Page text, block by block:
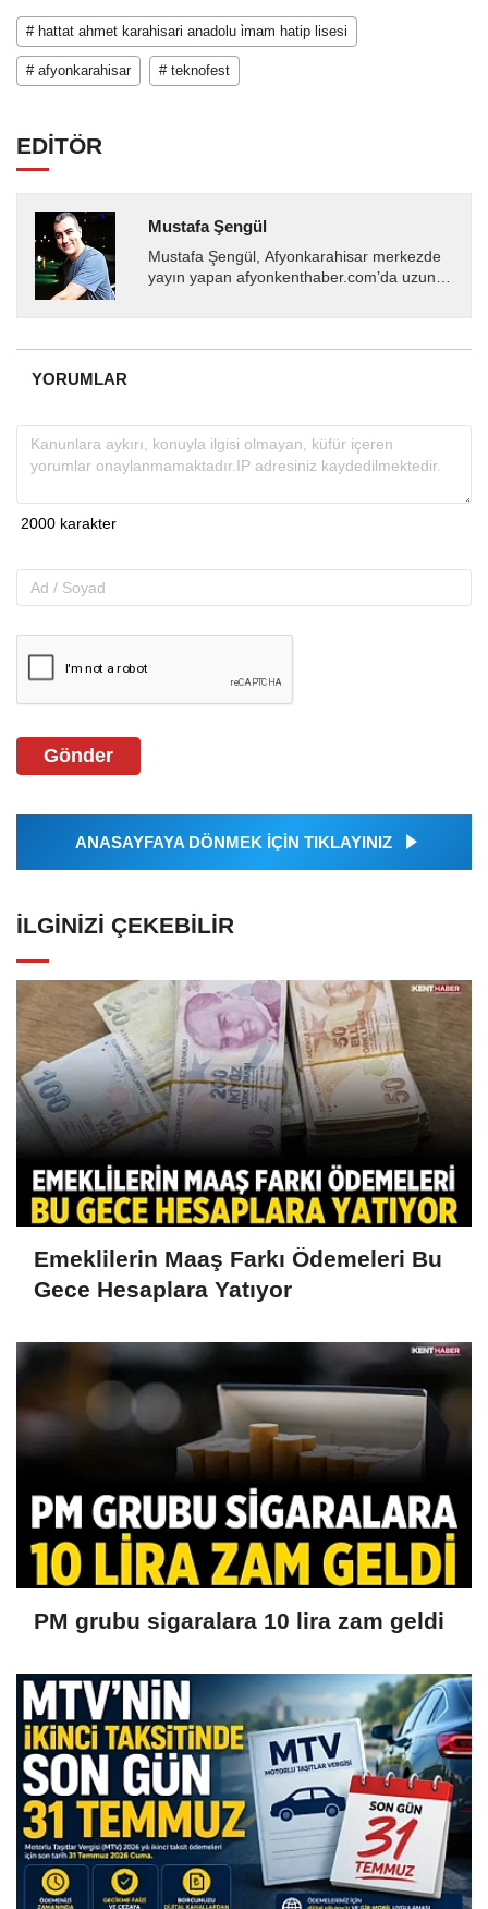
# hattat ahmet karahisari anadolu i̇mam hatip lisesi
# afyonkarahisar # teknofest
EDİTÖR
Mustafa Şengül
Mustafa Şengül, Afyonkarahisar merkezde
yayın yapan afyonkenthaber.com’da uzun
almakta, haber akışı...
YORUMLAR
Gönder
ANASAYFAYA DÖNMEK İÇİN TIKLAYINIZ
İLGINIZI ÇEKEBILIR
Emeklilerin Maaş Farkı Ödemeleri Bu
Gece Hesaplara Yatıyor
PM grubu sigaralara 10 lira zam geldi